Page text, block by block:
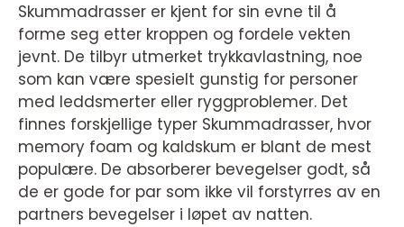
Skummadrasser er kjent for sin evne til å
forme seg etter kroppen og fordele vekten
jevnt. De tilbyr utmerket trykkavlastning, noe
som kan være spesielt gunstig for personer
med leddsmerter eller ryggproblemer. Det
finnes forskjellige typer Skummadrasser, hvor
memory foam og kaldskum er blant de mest
populære. De absorberer bevegelser godt, så
de er gode for par som ikke vil forstyrres av en
partners bevegelser i løpet av natten.